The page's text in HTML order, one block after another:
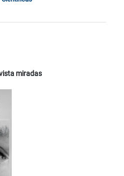
miradas